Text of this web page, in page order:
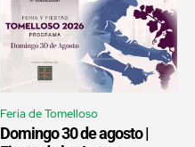
Feria de Tomelloso
Domingo 30 de agosto |